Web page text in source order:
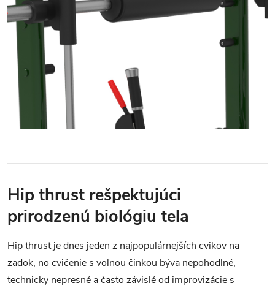
Hip thrust rešpektujúci
prirodzenú biológiu tela
Hip thrust je dnes jeden z najpopulárnejších cvikov na
zadok, no cvičenie s voľnou činkou býva nepohodlné,
technicky nepresné a často závislé od improvizácie s